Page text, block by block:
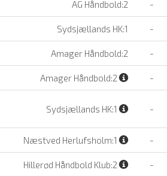
AG Håndbold:2 -
Sydsjællands HK:1 -
Amager Håndbold:2 -
Amager Håndbold:2 -
Sydsjællands HK:1 -
Næstved Herlufsholm:1 -
Hillerød Håndbold Klub:2 -